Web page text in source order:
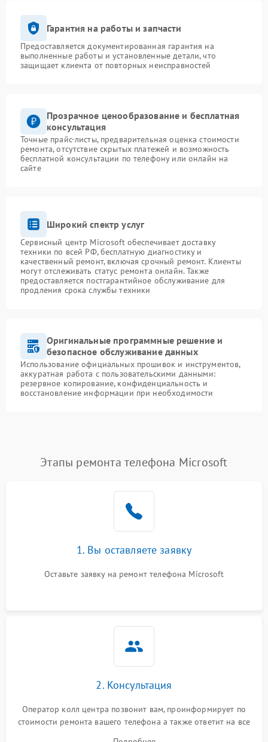
Гарантия на работы и запчасти
Предоставляется документированная гарантия на
выполненные работы и установленные детали, что
защищает клиента от повторных неисправностей
Прозрачное ценообразование и бесплатная
консультация
Точные прайс-листы, предварительная оценка стоимости
ремонта, отсутствие скрытых платежей и возможность
бесплатной консультации по телефону или онлайн на
сайте
Широкий спектр услуг
Сервисный центр Microsoft обеспечивает доставку
техники по всей РФ, бесплатную диагностику и
качественный ремонт, включая срочный ремонт. Клиенты
могут отслеживать статус ремонта онлайн. Также
предоставляется постгарантийное обслуживание для
продления срока службы техники
Оригинальные программные решение и
безопасное обслуживание данных
Использование официальных прошивок и инструментов,
аккуратная работа с пользовательскими данными:
резервное копирование, конфиденциальность и
восстановление информации при необходимости
Этапы ремонта телефона Microsoft
1. Вы оставляете заявку
Оставьте заявку на ремонт телефона Microsoft
2. Консультация
Оператор колл центра позвонит вам, проинформирует по
стоимости ремонта вашего телефона а также ответит на все